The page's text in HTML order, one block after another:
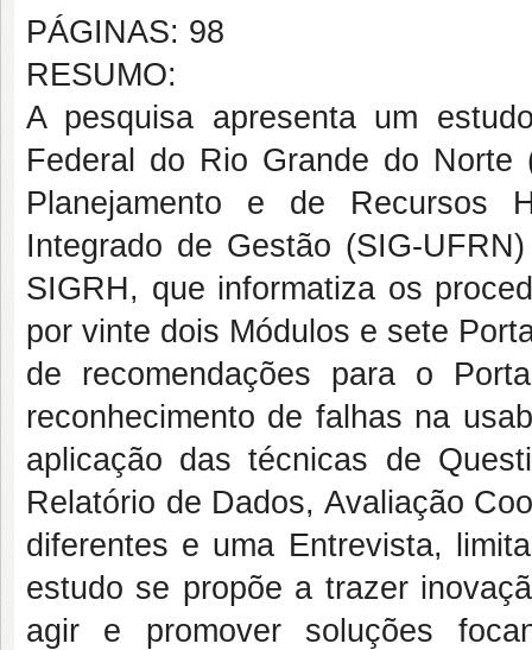
PÁGINAS: 98
RESUMO:
A pesquisa apresenta um
Federal do Rio Grande do
Planejamento e de Recursos
Integrado de Gestão (SIG-
SIGRH, que informatiza os
por vinte dois Módulos e sete
de recomendações para o
reconhecimento de falhas na
aplicação das técnicas de
Relatório de Dados, Avaliação
diferentes e uma Entrevista,
estudo se propõe a trazer
agir e promover soluções